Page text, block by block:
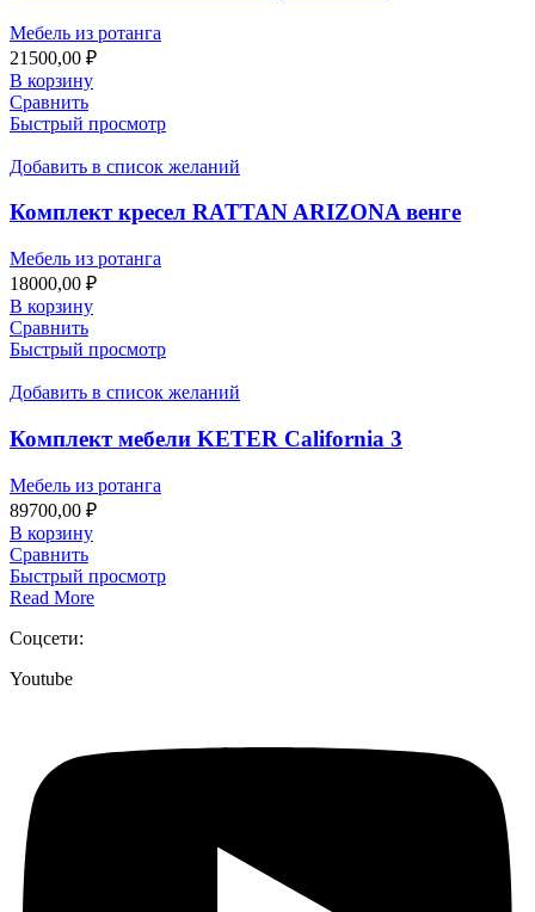
Мебель из ротанга
21500,00 ₽
В корзину
Сравнить
Быстрый просмотр
Добавить в список желаний
Комплект кресел RATTAN ARIZONA венге
Мебель из ротанга
18000,00 ₽
В корзину
Сравнить
Быстрый просмотр
Добавить в список желаний
Комплект мебели KETER California 3
Мебель из ротанга
89700,00 ₽
В корзину
Сравнить
Быстрый просмотр
Read More
Соцсети:
Youtube